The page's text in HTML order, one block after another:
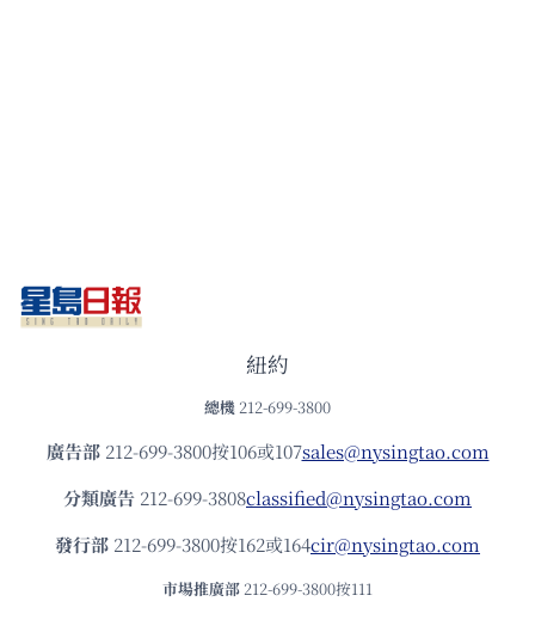
紐約
總機 212-699-3800
廣告部212-699-3800按106或107sales@nysingtao.com
分類廣告 212-699-3808classified@nysingtao.com
發⾏部 212-699-3800按162或164cir@nysingtao.com
市場推廣部 212-699-3800按111